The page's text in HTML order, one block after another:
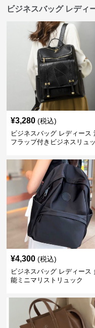
ビジネスバッグ レディ
¥3,280 (税込)
ビジネスバッグ レディース
フラップ付きビジネスリュ
¥4,300 (税込)
ビジネスバッグ レディース
能ミニマリストリュック